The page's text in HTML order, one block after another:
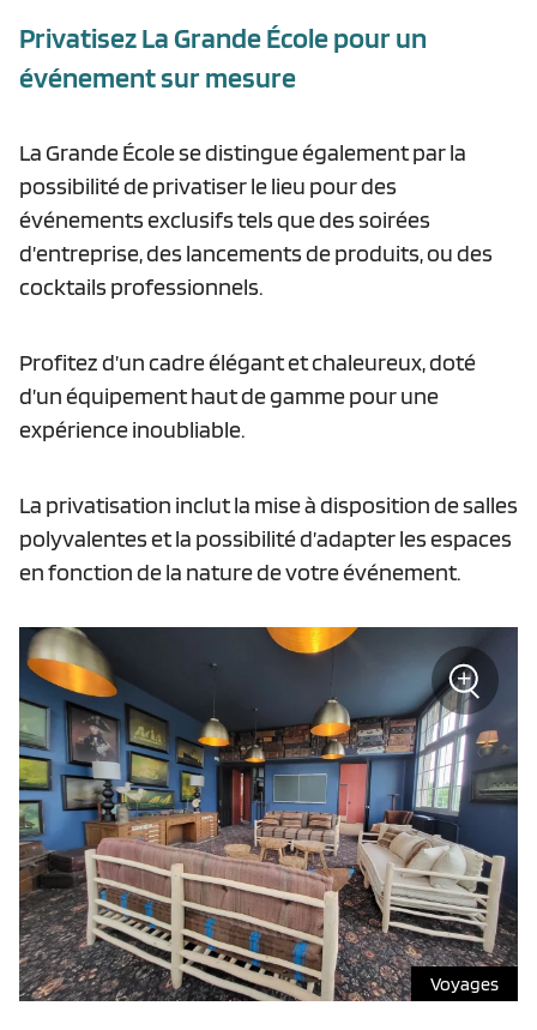
Privatisez La Grande École pour un
événement sur mesure
La Grande École se distingue également par la
possibilité de privatiser le lieu pour des
événements exclusifs tels que des soirées
d’entreprise, des lancements de produits, ou des
cocktails professionnels.
Profitez d’un cadre élégant et chaleureux, doté
d’un équipement haut de gamme pour une
expérience inoubliable.
La privatisation inclut la mise à disposition de salles
polyvalentes et la possibilité d’adapter les espaces
en fonction de la nature de votre événement.
Voyages
Zoom
+